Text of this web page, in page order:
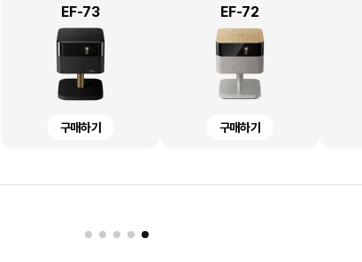
L8050
구매하기
L18050
구매하기
L6460
구매하기
DS-C330
구매하기
DS-C320W
구매하기
LW-K200DA ST12K-PX
EF-73
구매하기
EF-72
구매하기